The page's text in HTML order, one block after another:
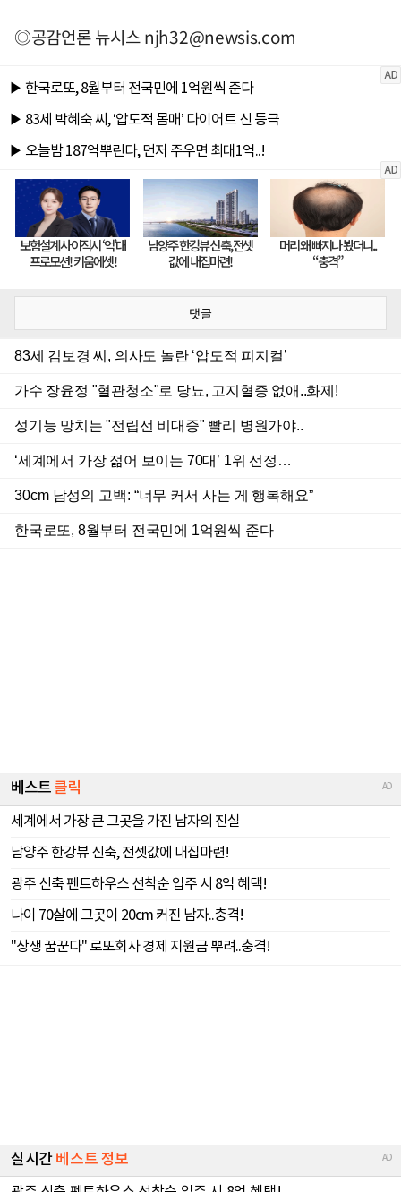
◎공감언론 뉴시스njh32@newsis.com
댓글